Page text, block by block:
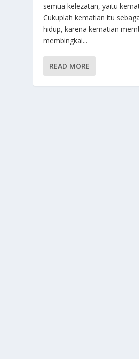
semua kelezatan, yaitu
Cukuplah kematian itu
hidup, karena kematian
membingkai...
READ MORE